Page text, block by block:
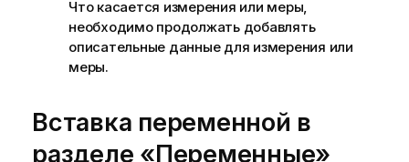
Что касается измерения или меры,
необходимо продолжать добавлять
описательные данные для измерения или
меры.
Вставка переменной в
разделе «Переменные»